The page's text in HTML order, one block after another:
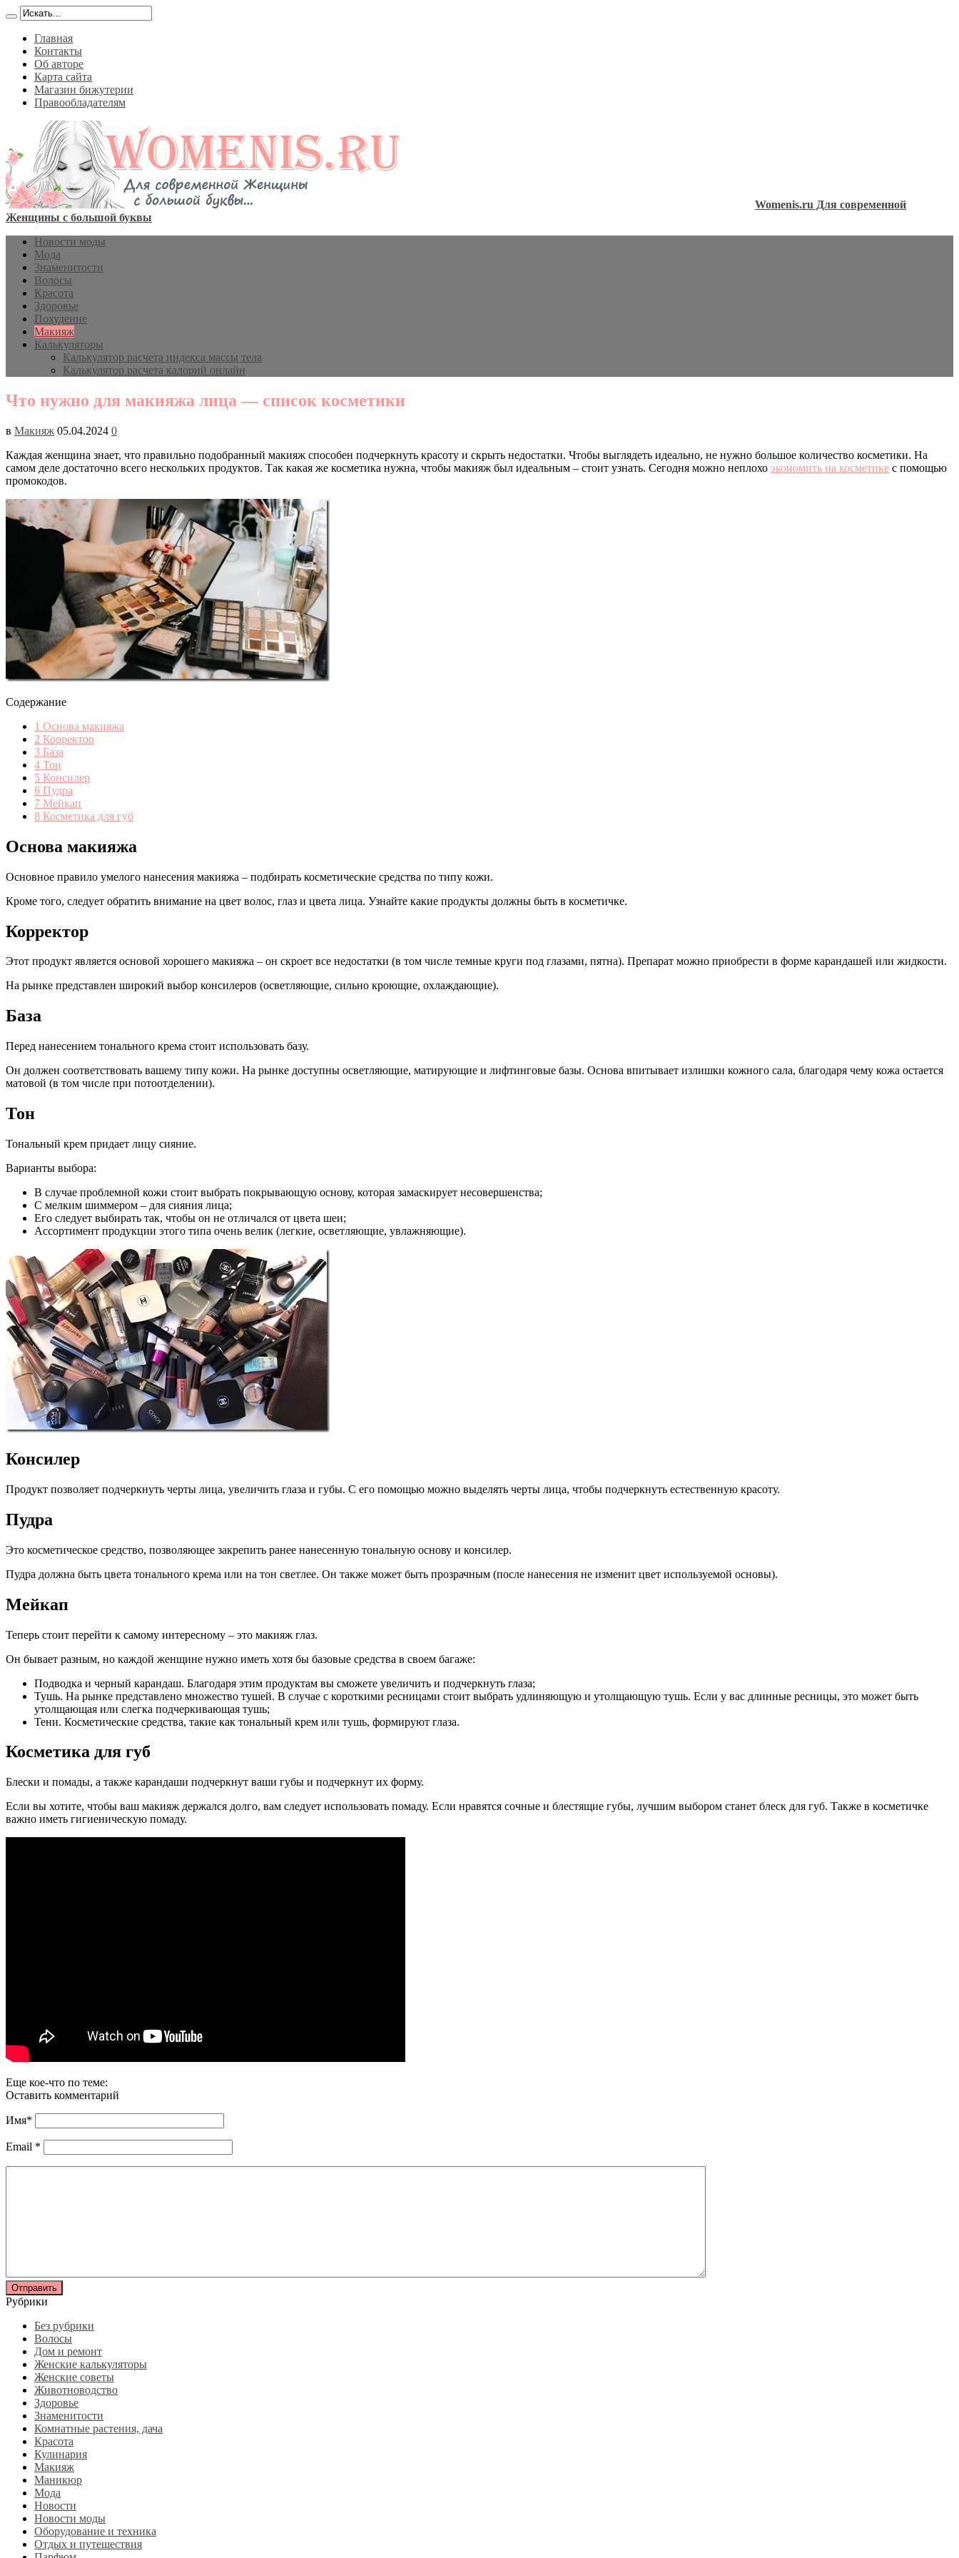
Главная
Контакты
Об авторе
Карта сайта
Магазин бижутерии
Правообладателям
Womenis.ru Для современной
Женщины с большой буквы
Новости моды
Мода
Знаменитости
Волосы
Красота
Здоровье
Похудение
Макияж
Калькуляторы
Калькулятор расчета индекса массы тела
Калькулятор расчета калорий онлайн
Что нужно для макияжа лица — список косметики
в Макияж 05.04.2024 0
Каждая женщина знает, что правильно подобранный макияж способен подчеркнуть красоту и скрыть недостатки. Чтобы выглядеть идеально, не нужно большое количество косметики. На
самом деле достаточно всего нескольких продуктов. Так какая же косметика нужна, чтобы макияж был идеальным – стоит узнать. Сегодня можно неплохо экономить на косметике с помощью
промокодов.
Содержание
1 Основа макияжа
2 Корректор
3 База
4 Тон
5 Консилер
6 Пудра
7 Мейкап
8 Косметика для губ
Основа макияжа
Основное правило умелого нанесения макияжа – подбирать косметические средства по типу кожи.
Кроме того, следует обратить внимание на цвет волос, глаз и цвета лица. Узнайте какие продукты должны быть в косметичке.
Корректор
Этот продукт является основой хорошего макияжа – он скроет все недостатки (в том числе темные круги под глазами, пятна). Препарат можно приобрести в форме карандашей или жидкости.
На рынке представлен широкий выбор консилеров (осветляющие, сильно кроющие, охлаждающие).
База
Перед нанесением тонального крема стоит использовать базу.
Он должен соответствовать вашему типу кожи. На рынке доступны осветляющие, матирующие и лифтинговые базы. Основа впитывает излишки кожного сала, благодаря чему кожа остается
матовой (в том числе при потоотделении).
Тон
Тональный крем придает лицу сияние.
Варианты выбора:
В случае проблемной кожи стоит выбрать покрывающую основу, которая замаскирует несовершенства;
С мелким шиммером – для сияния лица;
Его следует выбирать так, чтобы он не отличался от цвета шеи;
Ассортимент продукции этого типа очень велик (легкие, осветляющие, увлажняющие).
Консилер
Продукт позволяет подчеркнуть черты лица, увеличить глаза и губы. С его помощью можно выделять черты лица, чтобы подчеркнуть естественную красоту.
Пудра
Это косметическое средство, позволяющее закрепить ранее нанесенную тональную основу и консилер.
Пудра должна быть цвета тонального крема или на тон светлее. Он также может быть прозрачным (после нанесения не изменит цвет используемой основы).
Мейкап
Теперь стоит перейти к самому интересному – это макияж глаз.
Он бывает разным, но каждой женщине нужно иметь хотя бы базовые средства в своем багаже:
Подводка и черный карандаш. Благодаря этим продуктам вы сможете увеличить и подчеркнуть глаза;
Тушь. На рынке представлено множество тушей. В случае с короткими ресницами стоит выбрать удлиняющую и утолщающую тушь. Если у вас длинные ресницы, это может быть
утолщающая или слегка подчеркивающая тушь;
Тени. Косметические средства, такие как тональный крем или тушь, формируют глаза.
Косметика для губ
Блески и помады, а также карандаши подчеркнут ваши губы и подчеркнут их форму.
Если вы хотите, чтобы ваш макияж держался долго, вам следует использовать помаду. Если нравятся сочные и блестящие губы, лучшим выбором станет блеск для губ. Также в косметичке
важно иметь гигиеническую помаду.
Еще кое-что по теме:
Оставить комментарий
Имя*
Email *
Рубрики
Без рубрики
Волосы
Дом и ремонт
Женские калькуляторы
Женские советы
Животноводство
Здоровье
Знаменитости
Комнатные растения, дача
Красота
Кулинария
Макияж
Маникюр
Мода
Новости
Новости моды
Оборудование и техника
Отдых и путешествия